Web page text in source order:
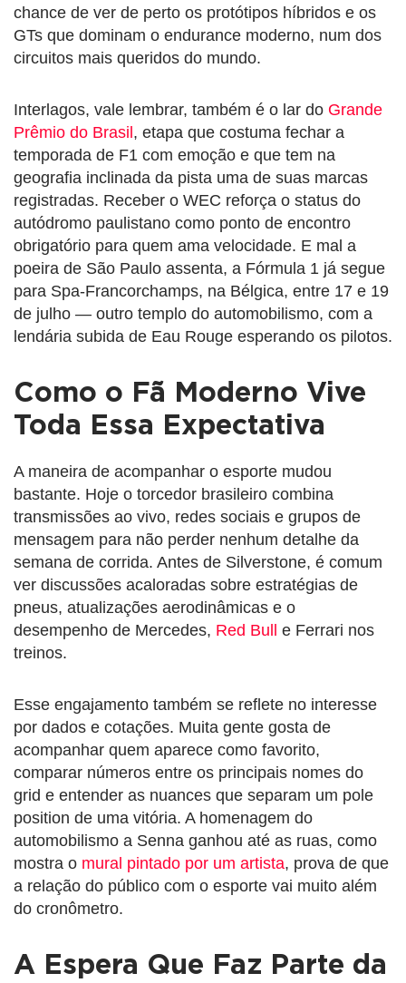
chance de ver de perto os protótipos híbridos e os
GTs que dominam o endurance moderno, num dos
circuitos mais queridos do mundo.
Interlagos, vale lembrar, também é o lar do Grande
Prêmio do Brasil, etapa que costuma fechar a
temporada de F1 com emoção e que tem na
geografia inclinada da pista uma de suas marcas
registradas. Receber o WEC reforça o status do
autódromo paulistano como ponto de encontro
obrigatório para quem ama velocidade. E mal a
poeira de São Paulo assenta, a Fórmula 1 já segue
para Spa-Francorchamps, na Bélgica, entre 17 e 19
de julho — outro templo do automobilismo, com a
lendária subida de Eau Rouge esperando os pilotos.
Como o Fã Moderno Vive
Toda Essa Expectativa
A maneira de acompanhar o esporte mudou
bastante. Hoje o torcedor brasileiro combina
transmissões ao vivo, redes sociais e grupos de
mensagem para não perder nenhum detalhe da
semana de corrida. Antes de Silverstone, é comum
ver discussões acaloradas sobre estratégias de
pneus, atualizações aerodinâmicas e o
desempenho de Mercedes, Red Bull e Ferrari nos
treinos.
Esse engajamento também se reflete no interesse
por dados e cotações. Muita gente gosta de
acompanhar quem aparece como favorito,
comparar números entre os principais nomes do
grid e entender as nuances que separam um pole
position de uma vitória. A homenagem do
automobilismo a Senna ganhou até as ruas, como
mostra o mural pintado por um artista, prova de que
a relação do público com o esporte vai muito além
do cronômetro.
A Espera Que Faz Parte da